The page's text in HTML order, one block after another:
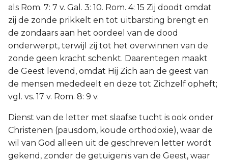
als Rom. 7: 7 v. Gal. 3: 10. Rom. 4: 15 Zij doodt omdat
zij de zonde prikkelt en tot uitbarsting brengt en
de zondaars aan het oordeel van de dood
onderwerpt, terwijl zij tot het overwinnen van de
zonde geen kracht schenkt. Daarentegen maakt
de Geest levend, omdat Hij Zich aan de geest van
de mensen mededeelt en deze tot Zichzelf opheft;
vgl. vs. 17 v. Rom. 8: 9 v.
Dienst van de letter met slaafse tucht is ook onder
Christenen (pausdom, koude orthodoxie), waar de
wil van God alleen uit de geschreven letter wordt
gekend, zonder de getuigenis van de Geest, waar